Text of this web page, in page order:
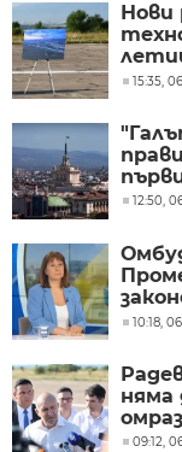
в15:35,
12:50,
10:18,
няма
09:12,